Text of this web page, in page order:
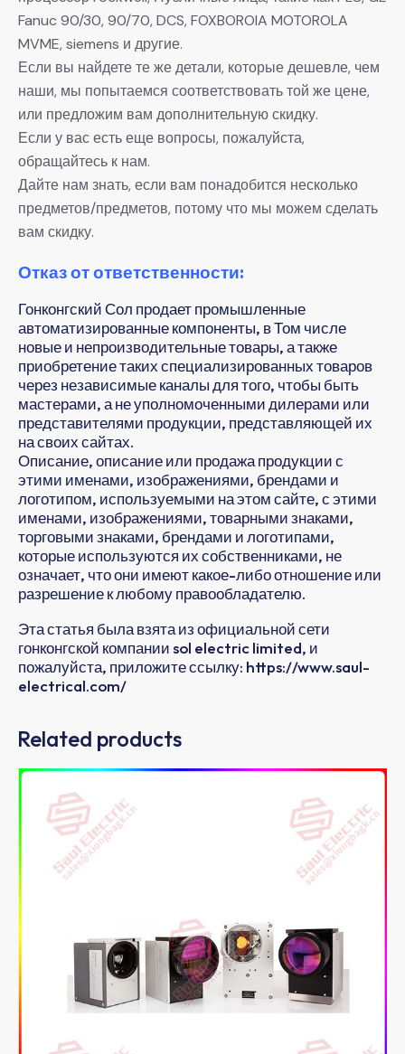
Fanuc 90/30, 90/70, DCS, FOXBOROIA MOTOROLA
MVME, siemens и другие.
Если вы найдете те же детали, которые дешевле, чем
наши, мы попытаемся соответствовать той же цене,
или предложим вам дополнительную скидку.
Если у вас есть еще вопросы, пожалуйста,
обращайтесь к нам.
Дайте нам знать, если вам понадобится несколько
предметов/предметов, потому что мы можем сделать
вам скидку.
Отказ от ответственности:
Гонконгский Сол продает промышленные
автоматизированные компоненты, в Том числе
новые и непроизводительные товары, а также
приобретение таких специализированных товаров
через независимые каналы для того, чтобы быть
мастерами, а не уполномоченными дилерами или
представителями продукции, представляющей их
на своих сайтах.
Описание, описание или продажа продукции с
этими именами, изображениями, брендами и
логотипом, используемыми на этом сайте, с этими
именами, изображениями, товарными знаками,
торговыми знаками, брендами и логотипами,
которые используются их собственниками, не
означает, что они имеют какое-либо отношение или
разрешение к любому правообладателю.
Эта статья была взята из официальной сети
гонконгской компании sol electric limited, и
пожалуйста, приложите ссылку: https://www.saul-
electrical.com/
Related products